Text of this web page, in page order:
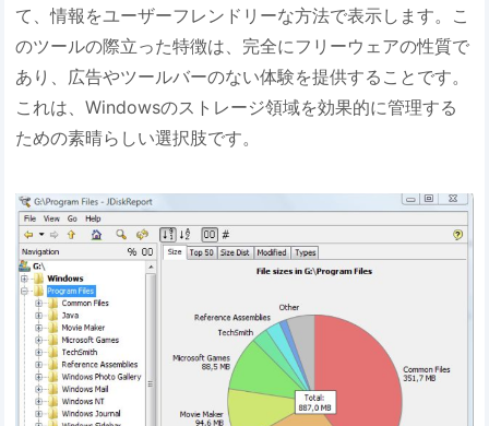
て、情報をユーザーフレンドリーな方法で表示します。こ
のツールの際立った特徴は、完全にフリーウェアの性質で
あり、広告やツールバーのない体験を提供することです。
これは、Windowsのストレージ領域を効果的に管理する
ための素晴らしい選択肢です。